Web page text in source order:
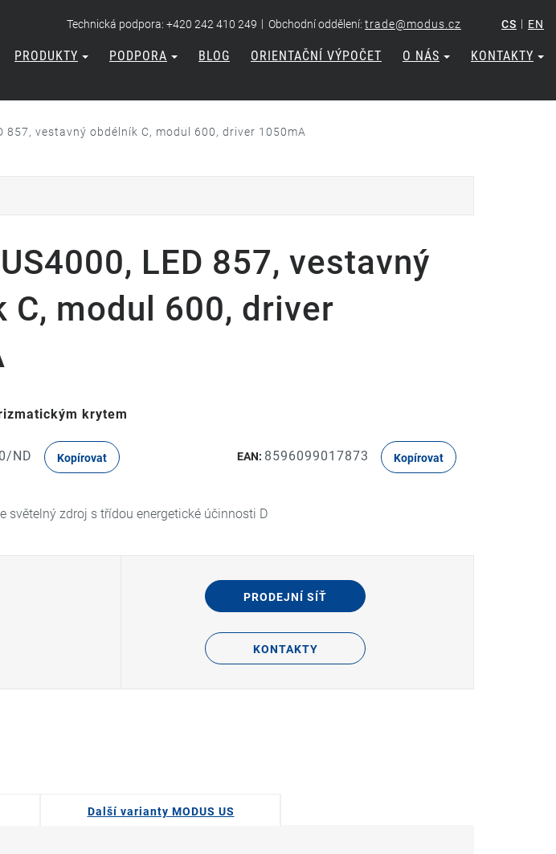
Technická podpora: +420 242 410 249 | Obchodní oddělení: trade@modus.cz CS | EN
PRODUKTY PODPORA BLOG ORIENTAČNÍ VÝPOČET O NÁS KONTAKTY
857, vestavný obdélník C, modul 600, driver 1050mA
LED 857, vestavný
C, modul 600, driver
krytem
ND Kopírovat EAN: 8596099017873 Kopírovat
světelný zdroj s třídou energetické účinnosti D
PRODEJNÍ SÍŤ
KONTAKTY
Další varianty MODUS US